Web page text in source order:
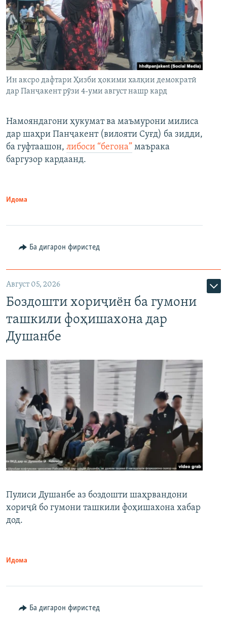
Ин аксро дафтари Ҳизби ҳокими халқии демократӣ
дар Панҷакент рӯзи 4-уми август нашр кард
Намояндагони ҳукумат ва маъмурони милиса
дар шаҳри Панҷакент (вилояти Суғд) ба зидди,
ба гуфтаашон, либоси “бегона” маърака
баргузор кардаанд.
Идома
Ба дигарон фиристед
Август 05, 2026
Боздошти хориҷиён ба гумони
ташкили фоҳишахона дар
Душанбе
Пулиси Душанбе аз боздошти шаҳрвандони
хориҷӣ бо гумони ташкили фоҳишахона хабар
дод.
Идома
Ба дигарон фиристед